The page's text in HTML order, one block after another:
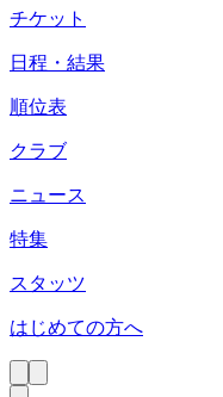
チケット
日程・結果
順位表
クラブ
ニュース
特集
スタッツ
はじめての方へ